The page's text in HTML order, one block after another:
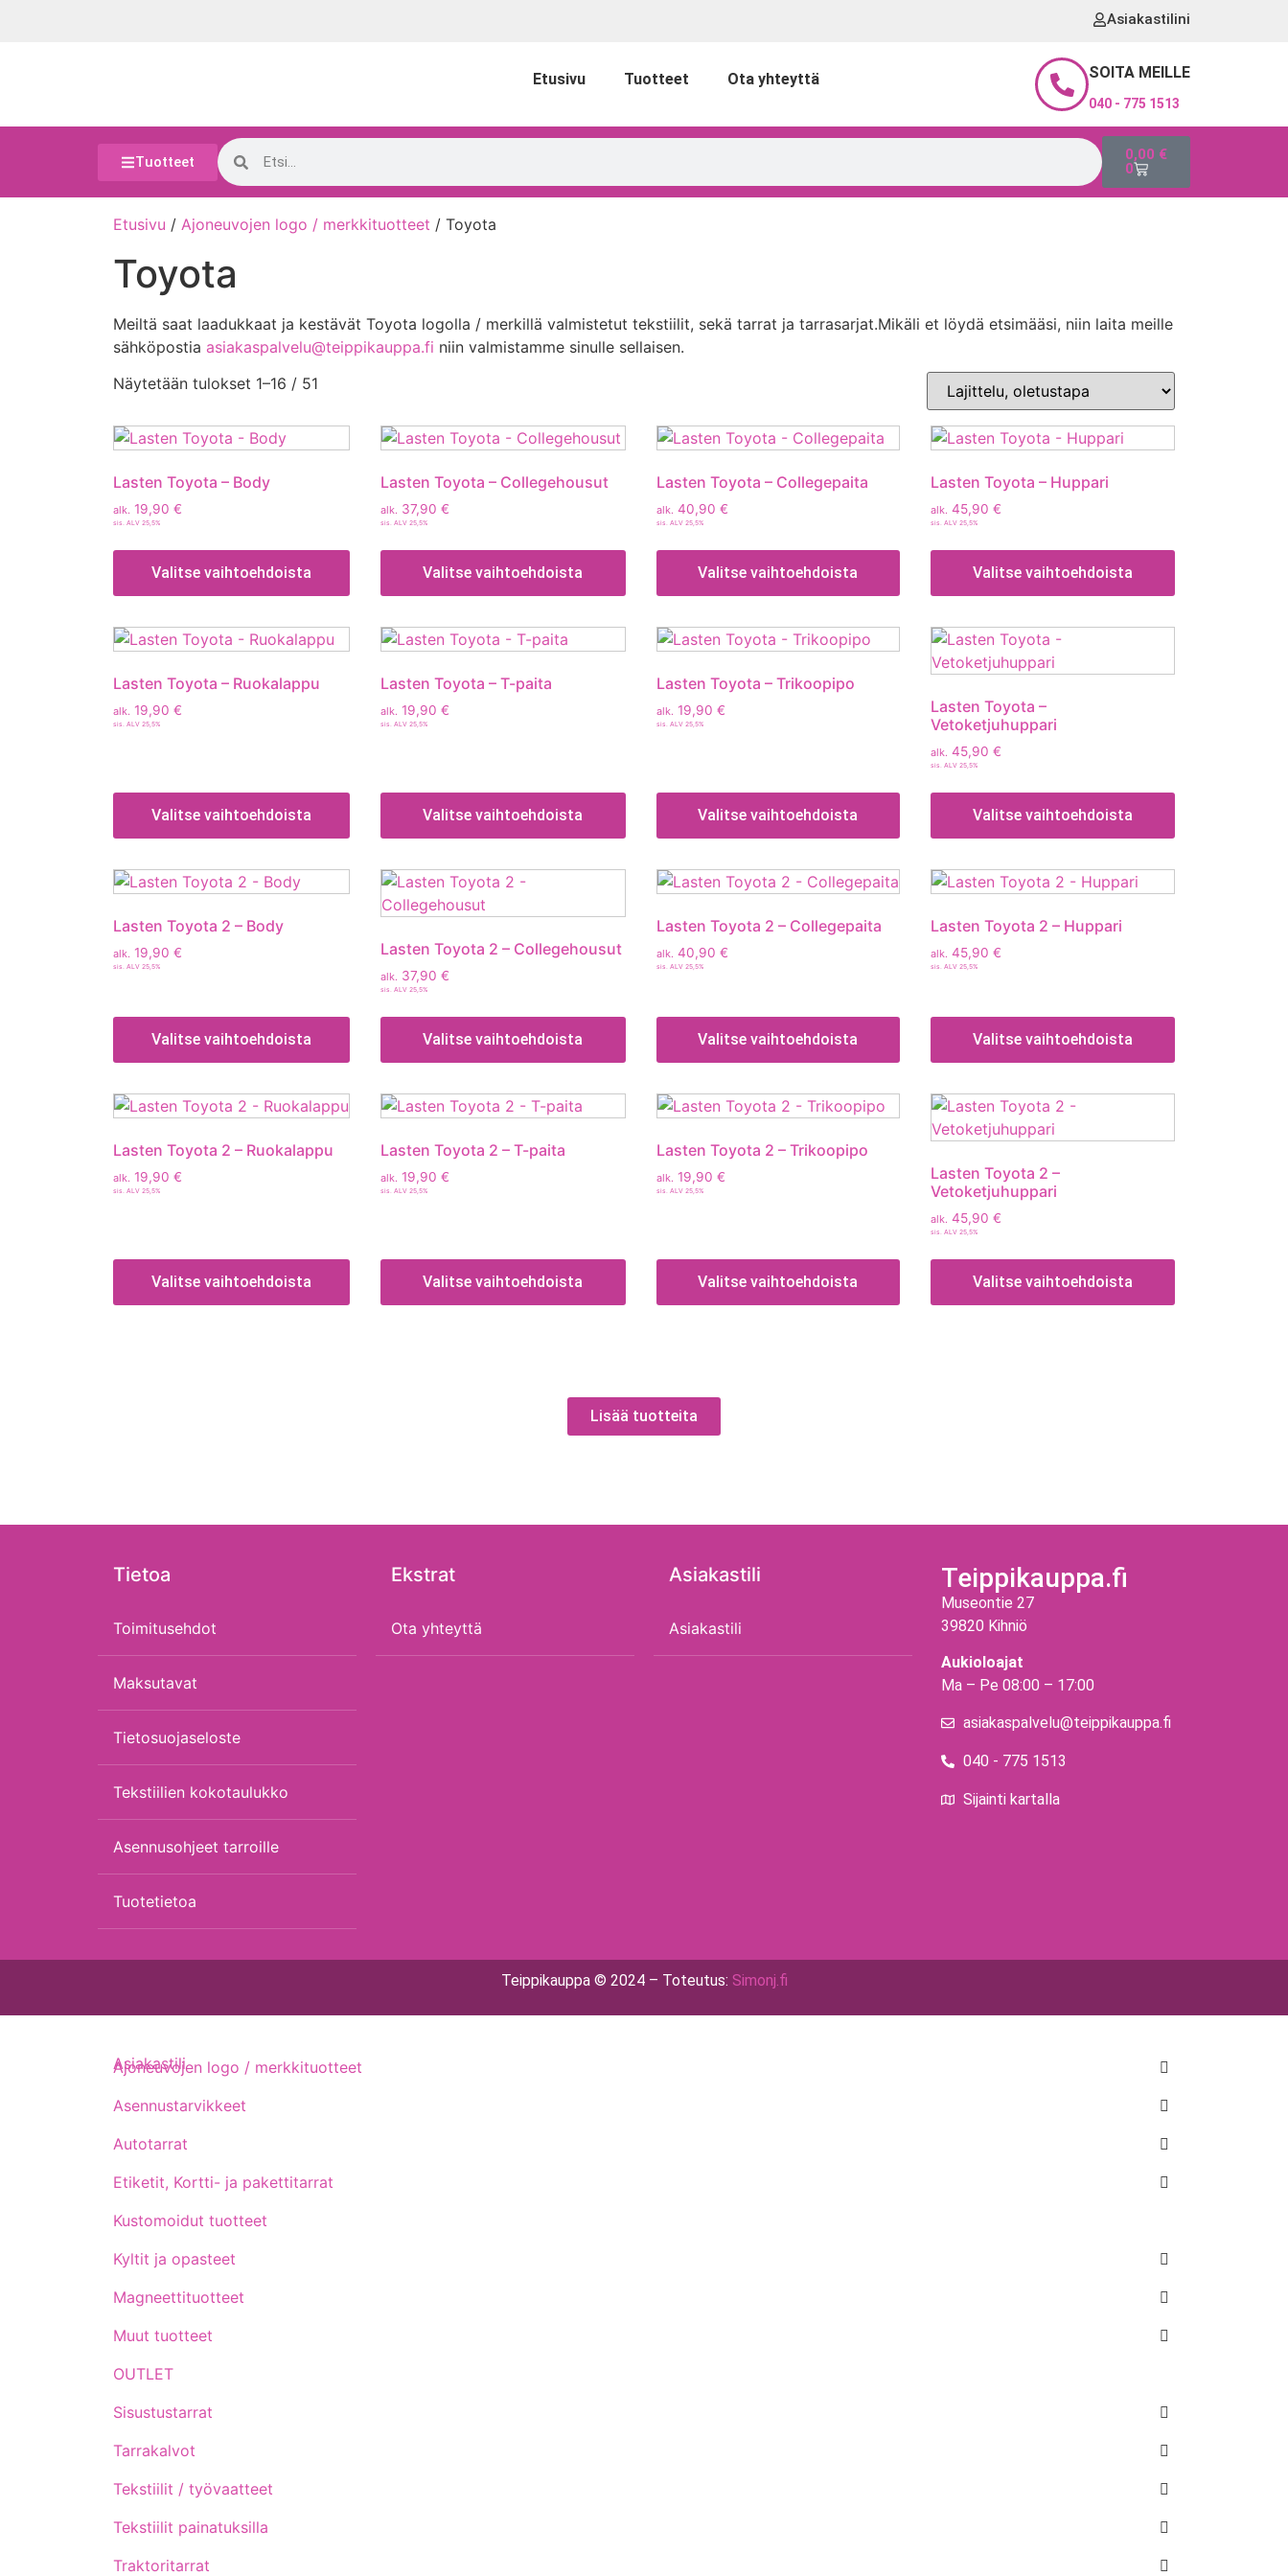
Asiakastilini
Etusivu Tuotteet Ota yhteyttä SOITA MEILLE
040 - 775 1513
Tuotteet 0,00 €
0
Etusivu / Ajoneuvojen logo / merkkituotteet / Toyota
Toyota
Meiltä saat laadukkaat ja kestävät Toyota logolla / merkillä valmistetut tekstiilit, sekä tarrat ja tarrasarjat.Mikäli et löydä etsimääsi, niin laita meille
sähköpostia asiakaspalvelu@teippikauppa.fi niin valmistamme sinulle sellaisen.
Näytetään tulokset 1–16 / 51
Lasten Toyota – Body
alk. 19,90 €
sis. ALV 25,5%
Valitse vaihtoehdoista
Lasten Toyota – Collegehousut
alk. 37,90 €
sis. ALV 25,5%
Valitse vaihtoehdoista
Lasten Toyota – Collegepaita
alk. 40,90 €
sis. ALV 25,5%
Valitse vaihtoehdoista
Lasten Toyota – Huppari
alk. 45,90 €
sis. ALV 25,5%
Valitse vaihtoehdoista
Lasten Toyota – Ruokalappu
alk. 19,90 €
sis. ALV 25,5%
Valitse vaihtoehdoista
Lasten Toyota – T-paita
alk. 19,90 €
sis. ALV 25,5%
Valitse vaihtoehdoista
Lasten Toyota – Trikoopipo
alk. 19,90 €
sis. ALV 25,5%
Valitse vaihtoehdoista
Lasten Toyota –
Vetoketjuhuppari
alk. 45,90 €
sis. ALV 25,5%
Valitse vaihtoehdoista
Lasten Toyota 2 – Body
alk. 19,90 €
sis. ALV 25,5%
Valitse vaihtoehdoista
Lasten Toyota 2 – Collegehousut
alk. 37,90 €
sis. ALV 25,5%
Valitse vaihtoehdoista
Lasten Toyota 2 – Collegepaita
alk. 40,90 €
sis. ALV 25,5%
Valitse vaihtoehdoista
Lasten Toyota 2 – Huppari
alk. 45,90 €
sis. ALV 25,5%
Valitse vaihtoehdoista
Lasten Toyota 2 – Ruokalappu
alk. 19,90 €
sis. ALV 25,5%
Valitse vaihtoehdoista
Lasten Toyota 2 – T-paita
alk. 19,90 €
sis. ALV 25,5%
Valitse vaihtoehdoista
Lasten Toyota 2 – Trikoopipo
alk. 19,90 €
sis. ALV 25,5%
Valitse vaihtoehdoista
Lasten Toyota 2 –
Vetoketjuhuppari
alk. 45,90 €
sis. ALV 25,5%
Valitse vaihtoehdoista
Lisää tuotteita
Tietoa
Toimitusehdot
Maksutavat
Tietosuojaseloste
Tekstiilien kokotaulukko
Asennusohjeet tarroille
Tuotetietoa
Ekstrat
Ota yhteyttä
Asiakastili
Asiakastili
Teippikauppa.fi
Museontie 27
39820 Kihniö
Aukioloajat
Ma – Pe 08:00 – 17:00
asiakaspalvelu@teippikauppa.fi
040 - 775 1513
Sijainti kartalla
Teippikauppa © 2024 – Toteutus: Simonj.fi
Ajoneuvojen logo / merkkituotteet
Asennustarvikkeet
Autotarrat
Etiketit, Kortti- ja pakettitarrat
Kustomoidut tuotteet
Kyltit ja opasteet
Magneettituotteet
Muut tuotteet
OUTLET
Sisustustarrat
Tarrakalvot
Tekstiilit / työvaatteet
Tekstiilit painatuksilla
Traktoritarrat
Asiakastili